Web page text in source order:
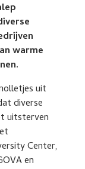
warme
uit
diverse
uitsterven
Center,
en